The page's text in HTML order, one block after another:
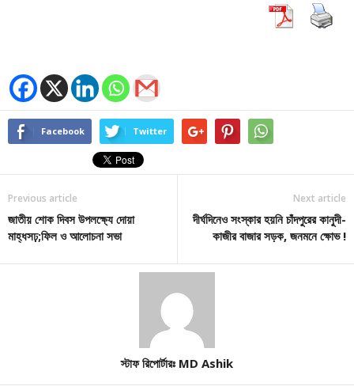
Facebook Twitter
Previous article
জাতীয় শোক দিবস উপলক্ষ্যে দোয়া
মাহ্ধসঢ়;ফিল ও আলোচনা সভা
Next article
দীর্ঘদিনেও সংস্কার হয়নি চাঁদপুরের কানুদী-
কাজীর বাজার সড়ক, জনমনে ক্ষোভ !
স্টাফ রিপোর্টারঃ MD Ashik